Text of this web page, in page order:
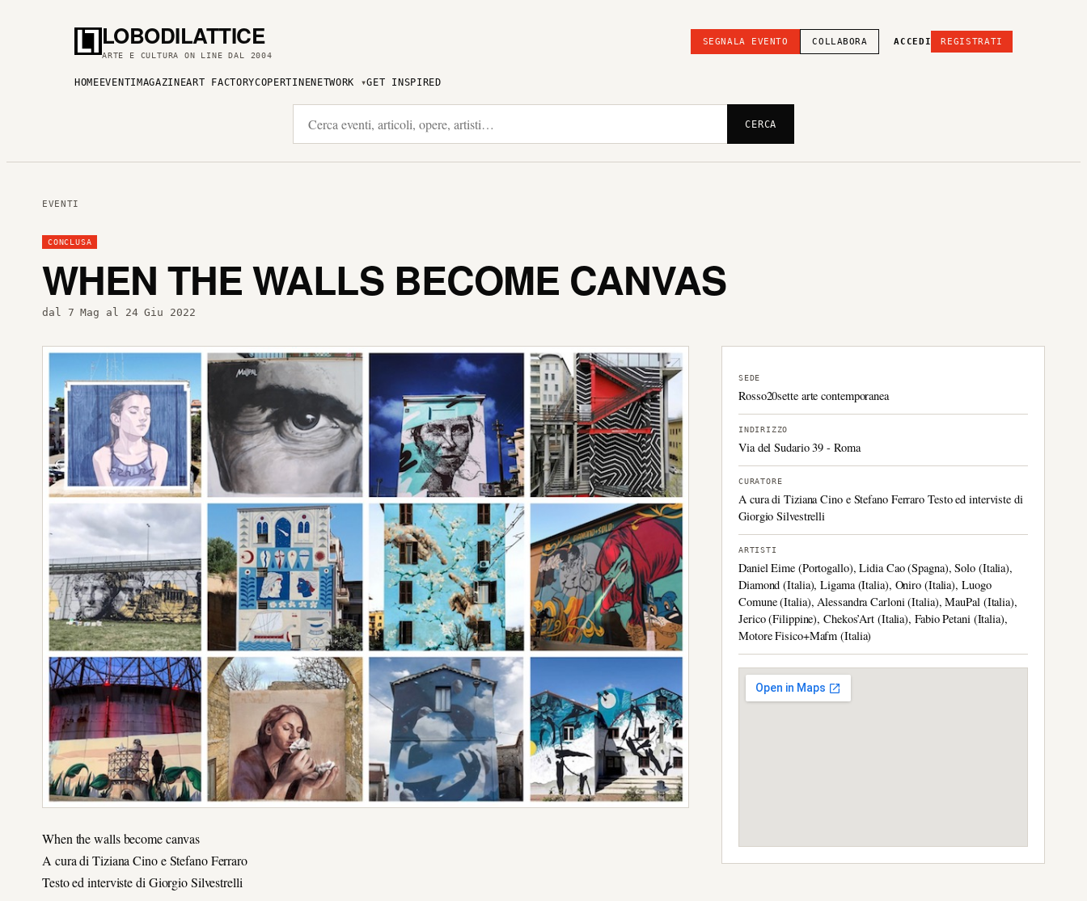
LOBODILATTICE
ARTE E CULTURA ON LINE DAL 2004
SEGNALA EVENTO COLLABORA ACCEDI REGISTRATI
HOME EVENTI MAGAZINEART FACTORYCOPERTINENETWORK GET INSPIRED
CERCA
EVENTI
CONCLUSA
WHEN THE WALLS BECOME CANVAS
dal 7 Mag al 24 Giu 2022
When the walls become canvas
A cura di Tiziana Cino e Stefano Ferraro
Testo ed interviste di Giorgio Silvestrelli
SEDE
Rosso20sette arte contemporanea
INDIRIZZO
Via del Sudario 39 - Roma
CURATORE
A cura di Tiziana Cino e Stefano Ferraro Testo ed interviste di
Giorgio Silvestrelli
ARTISTI
Daniel Eime (Portogallo), Lidia Cao (Spagna), Solo (Italia),
Diamond (Italia), Ligama (Italia), Oniro (Italia), Luogo
Comune (Italia), Alessandra Carloni (Italia), MauPal (Italia),
Jerico (Filippine), Chekos’Art (Italia), Fabio Petani (Italia),
Motore Fisico+Mafm (Italia)